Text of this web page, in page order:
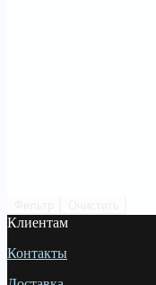
Клиентам
Контакты